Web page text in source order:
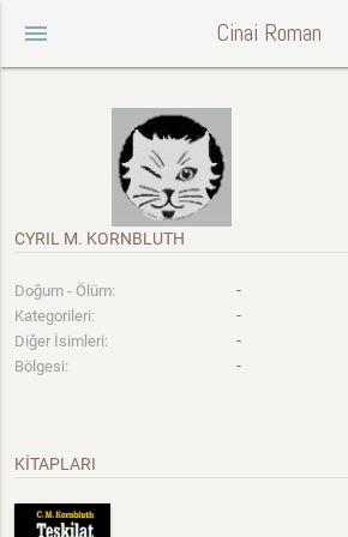
menu Cinai Roman
CYRIL M. KORNBLUTH
Doğum - Ölüm: -
Kategorileri: -
Diğer İsimleri: -
Bölgesi: -
KİTAPLARI